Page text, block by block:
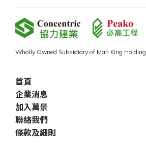
Wholly Owned Subsidiary of Man King
首頁
企業消息
加入萬景
聯絡我們
條款及細則